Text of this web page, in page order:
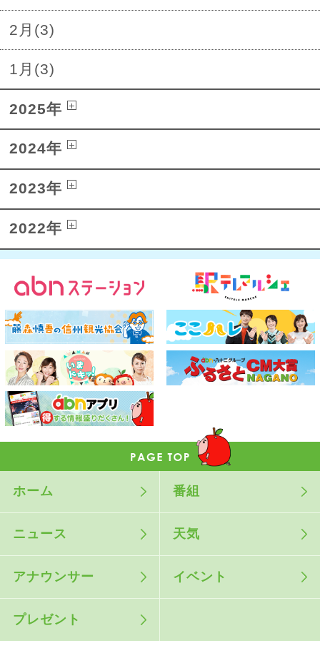
2月(3)
1月(3)
2025年
2024年
2023年
2022年
ホーム 番組
ニュース 天気
アナウンサー イベント
プレゼント